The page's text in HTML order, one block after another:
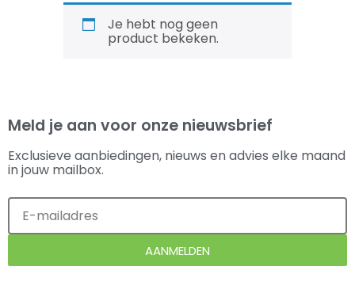
Je hebt nog geen
product bekeken.
Meld je aan voor onze nieuwsbrief
Exclusieve aanbiedingen, nieuws en advies elke maand
in jouw mailbox.
AANMELDEN